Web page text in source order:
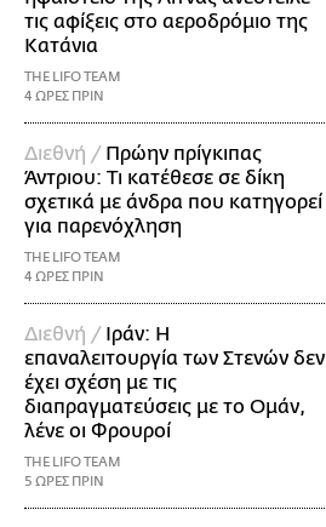
τις αφίξεις στο αεροδρόμιο της
Κατάνια
THE LIFO TEAM
4 ΩΡΕΣ ΠΡΙΝ
Διεθνή / Πρώην πρίγκιπας
Άντριου: Τι κατέθεσε σε δίκη
σχετικά με άνδρα που κατηγορεί
για παρενόχληση
THE LIFO TEAM
4 ΩΡΕΣ ΠΡΙΝ
Διεθνή / Ιράν: Η
επαναλειτουργία των Στενών δεν
έχει σχέση με τις
διαπραγματεύσεις με το Ομάν,
λένε οι Φρουροί
THE LIFO TEAM
5 ΩΡΕΣ ΠΡΙΝ